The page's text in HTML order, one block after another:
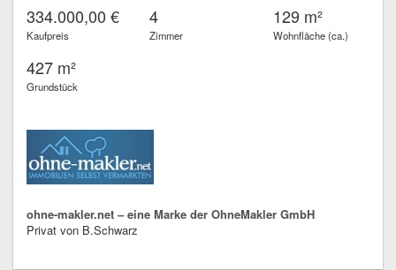
334.000,00 €
Kaufpreis
4
Zimmer
129 m²
Wohnfläche (ca.)
427 m²
Grundstück
ohne-makler.net – eine Marke der OhneMakler GmbH
Privat von B.Schwarz